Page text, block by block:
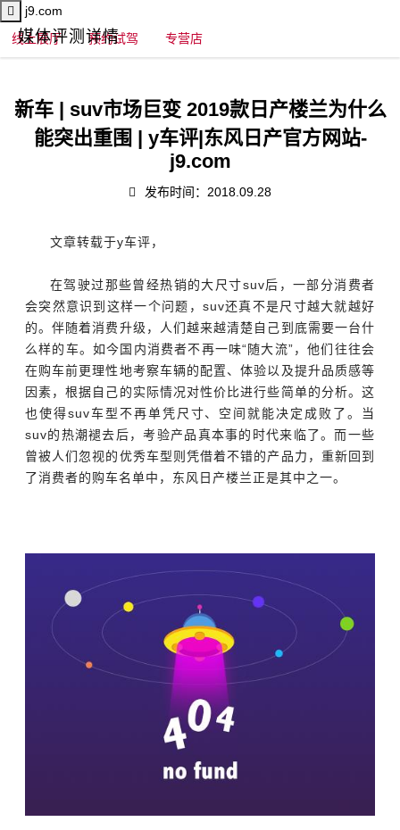
j9.com
线上展厅
预约试驾 专营店
媒体评测详情
新车 | suv市场巨变 2019款日产楼兰为什么
能突出重围 | y车评|东风日产官方网站-
j9.com
发布时间：2018.09.28
文章转载于y车评，
在驾驶过那些曾经热销的大尺寸suv后，一部分消费者
会突然意识到这样一个问题，suv还真不是尺寸越大就越好
的。伴随着消费升级，人们越来越清楚自己到底需要一台什
么样的车。如今国内消费者不再一味“随大流”，他们往往会
在购车前更理性地考察车辆的配置、体验以及提升品质感等
因素，根据自己的实际情况对性价比进行些简单的分析。这
也使得suv车型不再单凭尺寸、空间就能决定成败了。当
suv的热潮褪去后，考验产品真本事的时代来临了。而一些
曾被人们忽视的优秀车型则凭借着不错的产品力，重新回到
了消费者的购车名单中，东风日产楼兰正是其中之一。